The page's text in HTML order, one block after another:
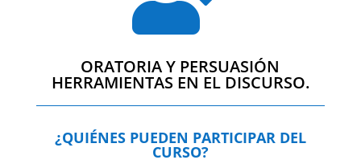
ORATORIA Y PERSUASIÓN
HERRAMIENTAS EN EL DISCURSO.
¿QUIÉNES PUEDEN PARTICIPAR DEL
CURSO?